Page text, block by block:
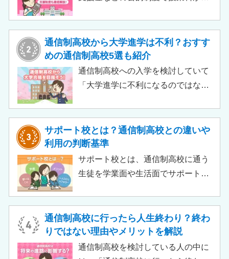
目安、申請時の注意点などをわかり
やすく解説します。費用負担を抑え
られるのでチェックしてみましょ
う。
通信制高校から大学進学は不利？おすす
めの通信制高校5選も紹介
通信制高校への入学を検討していて
「大学進学に不利になるのではない
のではないでしょうか。 結論とし
て、通信制高校に通っているからと
いって大学進学に不利になることは
ありません。中には、大学進学を想
格実績を豊富にもつ学校もありま
す。
サポート校とは？通信制高校との違いや
利用の判断基準
サポート校とは、通信制高校に通う
生徒を学業面や生活面でサポートす
め、サポート校のみでは高卒資格を
取得できません。 ただし、個別の学
習指導やスクールカウンセラーによ
通信制高校に行ったら人生終わり？終わ
りではない理由やメリットを解説
通信制高校を検討している人の中に